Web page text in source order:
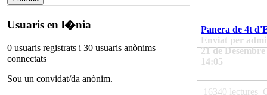
Usuaris en l�nia
0 usuaris registrats i 30 usuaris anònims
connectats
Sou un convidat/da anònim.
Panera de 4t
Enviat per
21 de
14:05
16340 lectures